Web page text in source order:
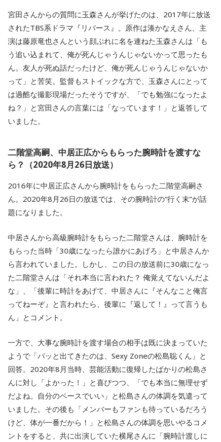
宮田さんからの質問に玉森さんが挙げたのは、2017年に放送
されたTBS系ドラマ『リバース』。原作は湊かなえさん、主
演は藤原竜也さんという顔ぶれに名を連ねた玉森さんは「も
う追い込まれて、俺が死んじゃうんじゃないかって思ったも
ん。友人が死ぬ話だったけど、俺が死んじゃうんじゃないか
って」と苦笑。監督もストイックな方で、玉森さんにとって
は過酷な撮影現場だったそうですが、「でも勉強になったよ
ね？」と宮田さんの言葉には「なっています！」と返答して
いました。
二階堂高嗣、中居正広からもらった腕時計を渡すな
ら？（2020年8月26日放送）
2016年に中居正広さんから腕時計をもらった二階堂高嗣さ
ん。2020年8月26日の放送では、その腕時計の“行く末”が話
題になりました。
中居さんから高級腕時計をもらった二階堂さんは、腕時計を
もらった当時「30歳になったら誰かにあげろ」と中居さんか
ら言われていました。しかし、この日の放送前に30歳になっ
た二階堂さんは「それ本当に言われた？ 俺覚えてないんだよ
な」、「後輩に時計をあげて、中居さんに『そんなこと俺言
ってねーぞ』と言われたら、後輩に『返して！』って言うも
ん」とコメント。
一方で、大事な腕時計を渡す場合の相手は既に決まっていた
ようで「パッと出てきたのは、Sexy Zoneの松島聡くん」と
回答。2020年8月当時、芸能活動に復帰したばかりの松島さ
んに対し「よかった！」と喜びつつ、「でも本当に無理せず
だよね。自分のペースでいい」と松島さんの体調を気遣って
いました。その後も「メンバーもファンも待っているだろう
けど、体が一番だから！」と松島さんの体調を思いやるコメ
ントをすると、共に出演していた横尾さんに「腕時計渡しに